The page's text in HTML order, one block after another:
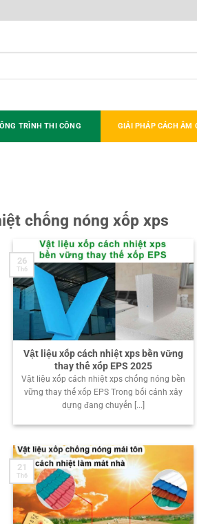
TRÌNH THI CÔNG GIẢI PHÁP CÁCH ÂM
chống nóng xốp xps
Vật liệu xốp cách nhiệt xps bền vững
thay thế xốp EPS 2025
Vật liệu xốp cách nhiệt xps chống nóng bền
vững thay thế xốp EPS Trong bối cảnh xây
dựng đang chuyển [...]
26
Th6
21
Th6